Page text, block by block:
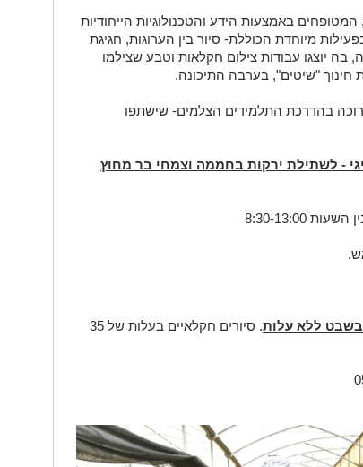
המטופחים באמצעות הידע והטכנולוגיות הייחודיות
מיוחדת הכוללת- סיור בין הערוגות, חגיגת
בה יוצגו עבודות צילום חקלאות וטבע שצילמו
חינוך "שיטים", בערבה התיכונה.
בהדרכת התלמידים הצלמים- שישתפו
חגיגי - לשתילת ירקות בחממה וצמחי בר מחוץ
בשבט ללא עלות
. סיורים חקלאיים בעלות של 35